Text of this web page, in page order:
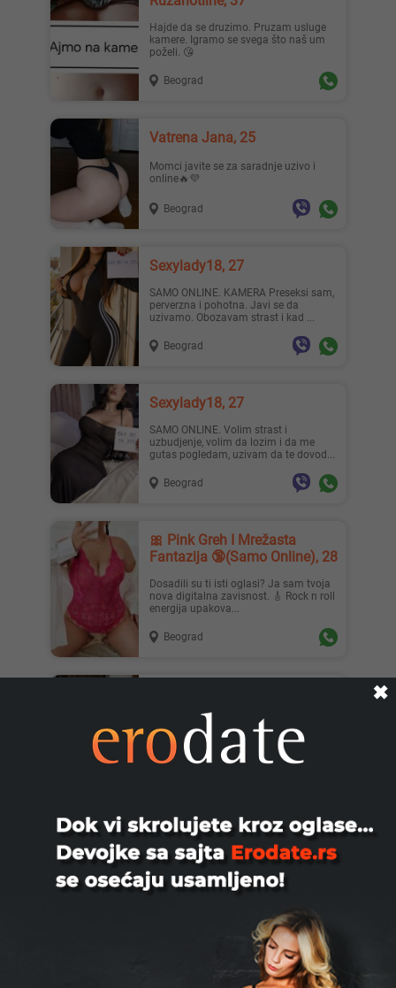
Ema, 35
Hajde da se druzimo. Pruzam usluge
kamere. Igramo se svega što naš um
poželi. 😘
Beograd
Vatrena Jana, 25
Momci javite se za saradnje uzivo i
online🔥💜
Beograd
Sexylady18, 27
SAMO ONLINE. KAMERA Preseksi sam,
perverzna i pohotna. Javi se da
uzivamo. Obozavam strast i kad ...
Beograd
Sexylady18, 27
SAMO ONLINE. Volim strast i
uzbudjenje, volim da lozim i da me
gutas pogledam, uzivam da te dovod...
Beograd
🎀 Pink Greh I Mrežasta
Fantazija 🔞(Samo Online), 28
Dosadili su ti isti oglasi? Ja sam tvoja
nova digitalna zavisnost. 🎸 Rock n roll
energija upakova...
Beograd
Perverzna I najbolja☺️ WACAP👉👉👉
👉👉👉👉
Kamermani, 43
Zelis da gledas seks preko kamere, javi
se. Par iz Beograda
✖